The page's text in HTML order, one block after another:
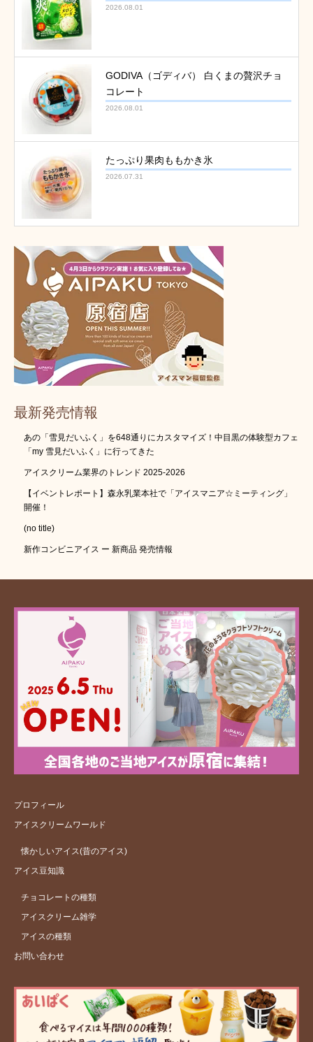
2026.08.01
GODIVA（ゴディバ） 白くまの贅沢チョ
コレート
2026.08.01
たっぷり果肉ももかき氷
2026.07.31
最新発売情報
あの「雪見だいふく」を648通りにカスタマイズ！中目黒の体験型カフェ
「my 雪見だいふく」に行ってきた
アイスクリーム業界のトレンド 2025-2026
【イベントレポート】森永乳業本社で「アイスマニア☆ミーティング」
開催！
(no title)
新作コンビニアイス ー 新商品 発売情報
プロフィール
アイスクリームワールド
懐かしいアイス(昔のアイス)
アイス豆知識
チョコレートの種類
アイスクリーム雑学
アイスの種類
お問い合わせ